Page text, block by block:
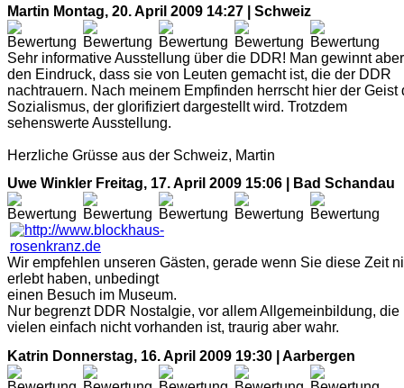
Martin Montag, 20. April 2009 14:27 | Schweiz
Sehr informative Ausstellung über die DDR! Man gewinnt aber
den Eindruck, dass sie von Leuten gemacht ist, die der DDR
nachtrauern. Nach meinem Empfinden herrscht hier der Geist
Sozialismus, der glorifiziert dargestellt wird. Trotzdem
sehenswerte Ausstellung.
Herzliche Grüsse aus der Schweiz, Martin
Uwe Winkler Freitag, 17. April 2009 15:06 | Bad Schandau
Wir empfehlen unseren Gästen, gerade wenn Sie diese Zeit
erlebt haben, unbedingt
einen Besuch im Museum.
Nur begrenzt DDR Nostalgie, vor allem Allgemeinbildung, die
vielen einfach nicht vorhanden ist, traurig aber wahr.
Katrin Donnerstag, 16. April 2009 19:30 | Aarbergen